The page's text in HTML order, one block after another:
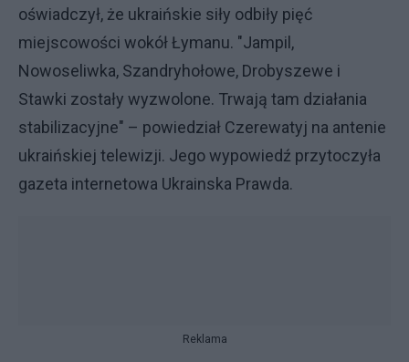
oświadczył, że ukraińskie siły odbiły pięć
miejscowości wokół Łymanu. "Jampil,
Nowoseliwka, Szandryhołowe, Drobyszewe i
Stawki zostały wyzwolone. Trwają tam działania
stabilizacyjne" – powiedział Czerewatyj na antenie
ukraińskiej telewizji. Jego wypowiedź przytoczyła
gazeta internetowa Ukrainska Prawda.
Reklama